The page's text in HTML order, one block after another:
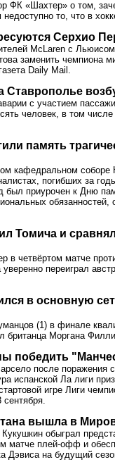
ФК «Шахтер» о том,
то, что в
Серхио
McLaren с
заменить чемпиона
Daily Mail.
Ставрополье
с участием
человек, в том
память
кафедральном соборе
погибших за
был приурочен к Дню
обязанностей,
Томича и
в четвёртом матче
переиграл
в основную
(1) в финале
британца Моргана
победить
после поражения
испанской Ла лиги
игре Лиги
сентября.
вышла в
обыграл
матче плей-офф и
Дэвиса на будущий